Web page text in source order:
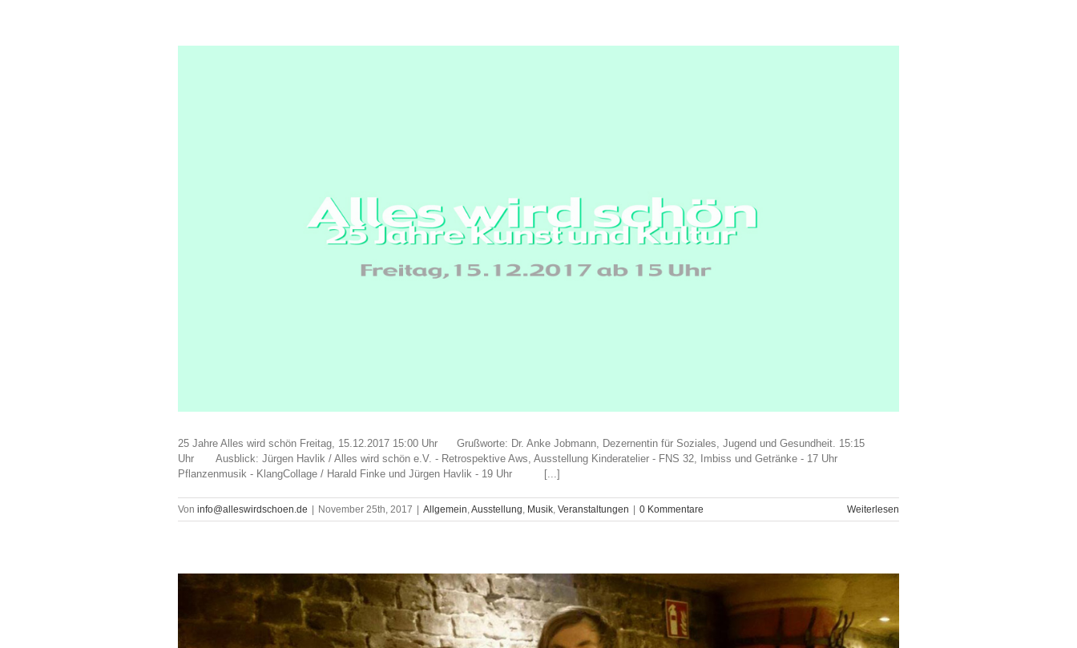
25 Jahre Alles wird schön Freitag, 15.12.2017 15:00 Uhr Grußworte: Dr. Anke Jobmann, Dezernentin für Soziales, Jugend und Gesundheit. 15:15
Uhr Ausblick: Jürgen Havlik / Alles wird schön e.V. - Retrospektive Aws, Ausstellung Kinderatelier - FNS 32, Imbiss und Getränke - 17 Uhr
Pflanzenmusik - KlangCollage / Harald Finke und Jürgen Havlik - 19 Uhr [...]
Von info@alleswirdschoen.de | November 25th, 2017 | Allgemein Ausstellung Musik Veranstaltungen | 0 Kommentare Weiterlesen